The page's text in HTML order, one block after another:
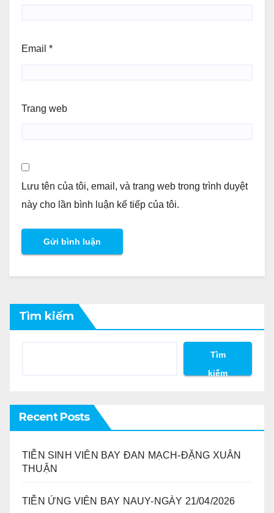
Email *
Trang web
Lưu tên của tôi, email, và trang web trong trình duyệt
này cho lần bình luận kế tiếp của tôi.
Tìm kiếm
Tìm
kiếm
Recent Posts
TIỄN SINH VIÊN BAY ĐAN MẠCH-ĐẶNG XUÂN
THUẬN
TIỄN ỨNG VIÊN BAY NAUY-NGÀY 21/04/2026